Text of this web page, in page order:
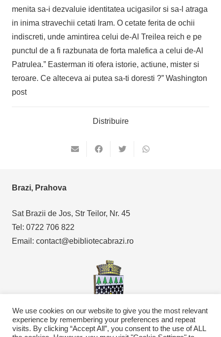
menita sa-i dezvaluie identitatea ucigasilor si sa-l atraga
in inima stravechii cetati Iram. O cetate ferita de ochii
indiscreti, unde amintirea celui de-Al Treilea reich e pe
punctul de a fi razbunata de forta malefica a celui de-Al
Patrulea.” Easterman iti ofera istorie, actiune, mister si
teroare. Ce alteceva ai putea sa-ti doresti ?” Washington
post
Distribuire
Brazi, Prahova
Sat Brazii de Jos, Str Teilor, Nr. 45
Tel: 0722 706 822
Email: contact@ebibliotecabrazi.ro
We use cookies on our website to give you the most relevant
experience by remembering your preferences and repeat
visits. By clicking “Accept All”, you consent to the use of ALL